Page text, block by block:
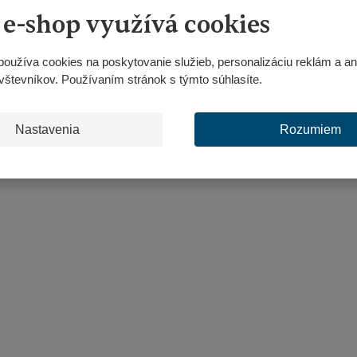
shop využívá cookies
cookies na poskytovanie služieb, personalizáciu reklám a
Používaním stránok s týmto súhlasíte.
Nastavenia Rozumiem
24,16 €
Změnit
Navýšit
množství
Snížit
Ks
KÚPIŤ Ks
KÚPIŤ